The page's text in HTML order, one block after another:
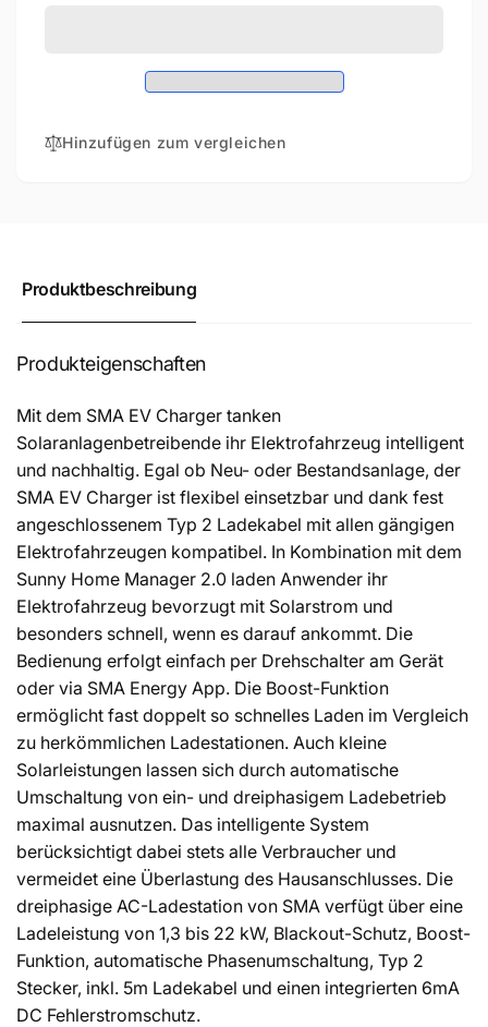
7,5m
(WLAN/MID)
22kW
Hinzufügen zum vergleichen
Produktbeschreibung
Produkteigenschaften
Mit dem SMA EV Charger tanken
Solaranlagenbetreibende ihr Elektrofahrzeug intelligent
und nachhaltig. Egal ob Neu- oder Bestandsanlage, der
SMA EV Charger ist flexibel einsetzbar und dank fest
angeschlossenem Typ 2 Ladekabel mit allen gängigen
Elektrofahrzeugen kompatibel. In Kombination mit dem
Sunny Home Manager 2.0 laden Anwender ihr
Elektrofahrzeug bevorzugt mit Solarstrom und
besonders schnell, wenn es darauf ankommt. Die
Bedienung erfolgt einfach per Drehschalter am Gerät
oder via SMA Energy App. Die Boost-Funktion
ermöglicht fast doppelt so schnelles Laden im Vergleich
zu herkömmlichen Ladestationen. Auch kleine
Solarleistungen lassen sich durch automatische
Umschaltung von ein- und dreiphasigem Ladebetrieb
maximal ausnutzen. Das intelligente System
berücksichtigt dabei stets alle Verbraucher und
vermeidet eine Überlastung des Hausanschlusses. Die
dreiphasige AC-Ladestation von SMA verfügt über eine
Ladeleistung von 1,3 bis 22 kW, Blackout-Schutz, Boost-
Funktion, automatische Phasenumschaltung, Typ 2
Stecker, inkl. 5m Ladekabel und einen integrierten 6mA
DC Fehlerstromschutz.